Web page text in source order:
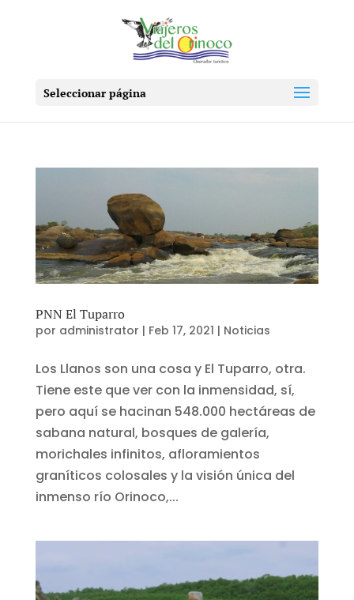
Seleccionar página
PNN El Tuparro
por administrator | Feb 17, 2021 | Noticias
Los Llanos son una cosa y El Tuparro, otra.
Tiene este que ver con la inmensidad, sí,
pero aquí se hacinan 548.000 hectáreas de
sabana natural, bosques de galería,
morichales infinitos, afloramientos
graníticos colosales y la visión única del
inmenso río Orinoco,...